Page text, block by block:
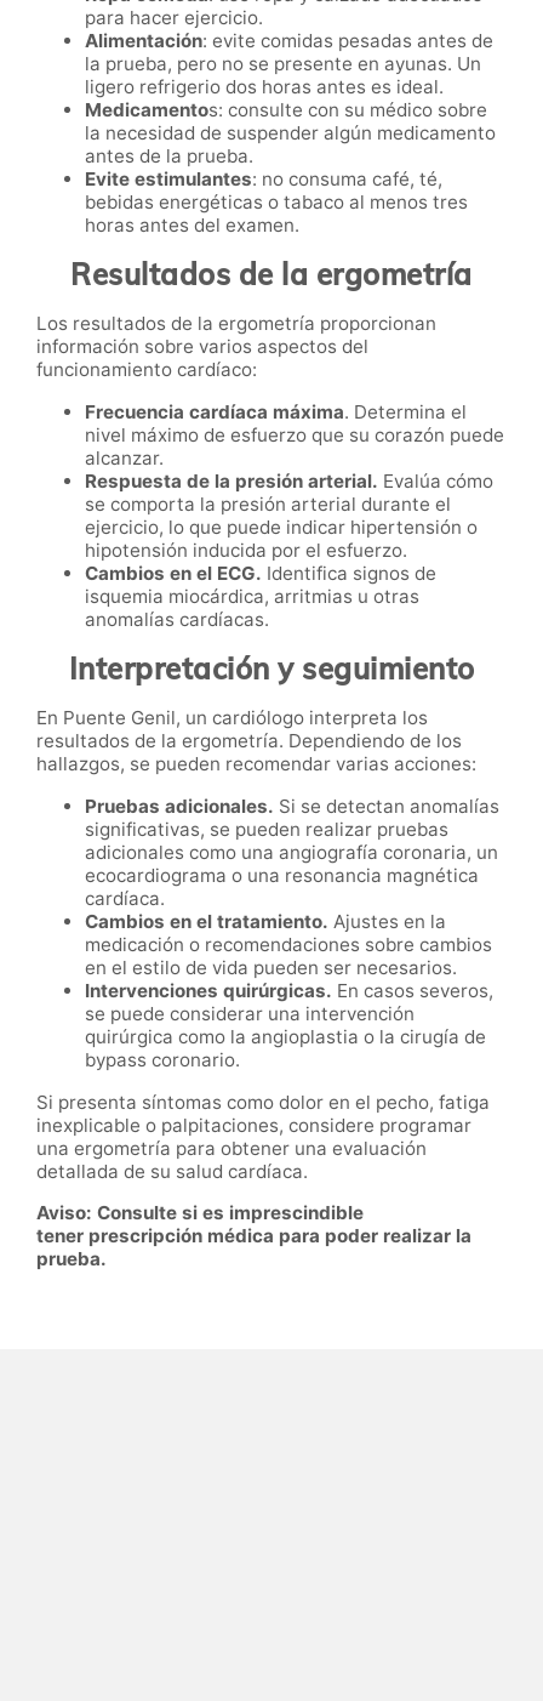
para hacer ejercicio.
Alimentación: evite comidas pesadas antes de
la prueba, pero no se presente en ayunas. Un
ligero refrigerio dos horas antes es ideal.
Medicamentos: consulte con su médico sobre
la necesidad de suspender algún medicamento
antes de la prueba.
Evite estimulantes: no consuma café, té,
bebidas energéticas o tabaco al menos tres
horas antes del examen.
Resultados de la ergometría
Los resultados de la ergometría proporcionan
información sobre varios aspectos del
funcionamiento cardíaco:
Frecuencia cardíaca máxima. Determina el
nivel máximo de esfuerzo que su corazón puede
alcanzar.
Respuesta de la presión arterial. Evalúa cómo
se comporta la presión arterial durante el
ejercicio, lo que puede indicar hipertensión o
hipotensión inducida por el esfuerzo.
Cambios en el ECG. Identifica signos de
isquemia miocárdica, arritmias u otras
anomalías cardíacas.
Interpretación y seguimiento
En Puente Genil, un cardiólogo interpreta los
resultados de la ergometría. Dependiendo de los
hallazgos, se pueden recomendar varias acciones:
Pruebas adicionales. Si se detectan anomalías
significativas, se pueden realizar pruebas
adicionales como una angiografía coronaria, un
ecocardiograma o una resonancia magnética
cardíaca.
Cambios en el tratamiento. Ajustes en la
medicación o recomendaciones sobre cambios
en el estilo de vida pueden ser necesarios.
Intervenciones quirúrgicas. En casos severos,
se puede considerar una intervención
quirúrgica como la angioplastia o la cirugía de
bypass coronario.
Si presenta síntomas como dolor en el pecho, fatiga
inexplicable o palpitaciones, considere programar
una ergometría para obtener una evaluación
detallada de su salud cardíaca.
Aviso: Consulte si es imprescindible
tener prescripción médica para poder realizar la
prueba.